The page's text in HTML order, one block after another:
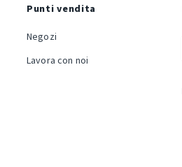
Punti vendita
Negozi
Lavora con noi